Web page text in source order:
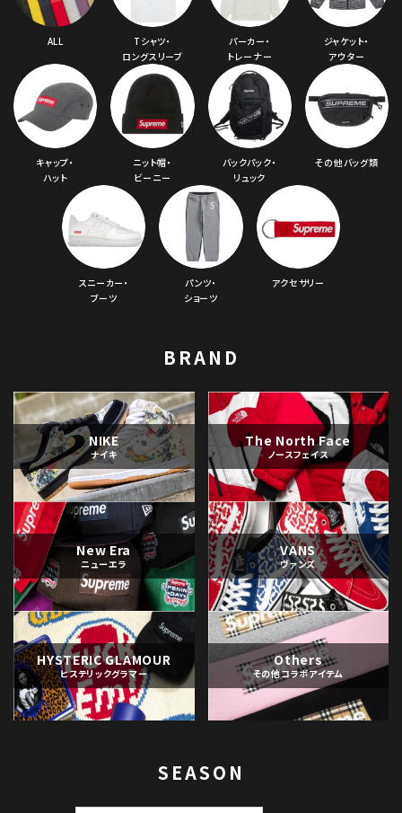
シーズンから探す
並び順
価格から探す
円 ～
在庫のない商品を表示する
絞り込んで検索する
ALL
Tシャツ・
ロングスリーブ
パーカー・
トレーナー
ジャケット・
アウター
キャップ・
ハット
ニット帽・
ビーニー
バックパック・
リュック
その他バッグ類
スニーカー・
ブーツ
パンツ・
ショーツ
アクセサリー
BRAND
NIKE
ナイキ
The North Face
ノースフェイス
New Era
ニューエラ
VANS
ヴァンズ
HYSTERIC GLAMOUR
ヒステリックグラマー
Others
その他コラボアイテム
SEASON